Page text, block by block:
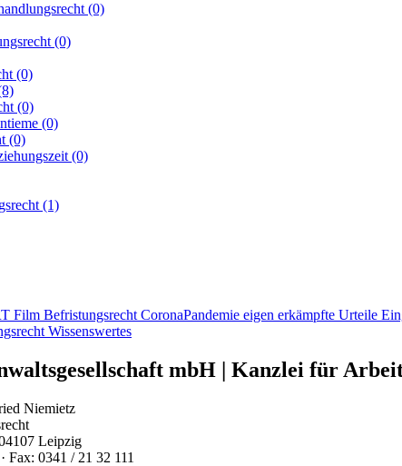
(0)
(0)
(0)
(0)
(0)
(0)
(0)
(1)
Film Befristungsrecht CoronaPandemie eigen erkämpfte Urteile
Wissenswertes
mbH | Kanzlei für
Niemietz
Leipzig
Fax: 0341 / 21 32 111